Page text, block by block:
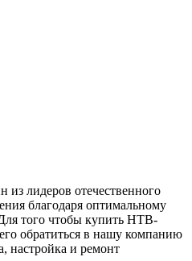
лидеров отечественного
благодаря оптимальному
того чтобы купить НТВ-
обратиться в нашу компанию
настройка и ремонт